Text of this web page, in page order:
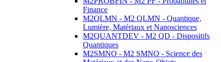
Finance
M2QLMN - M2 QLMN - Quantique,
Lumière, Matériaux et Nanosciences
M2QUANTDEV - M2 QD - Dispositifs
Quantiques
M2SMNO - M2 SMNO - Science des